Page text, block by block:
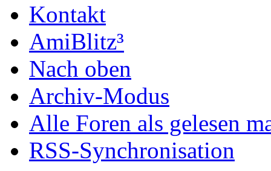
Kontakt
AmiBlitz³
Nach oben
Archiv-Modus
Alle Foren als gelesen
RSS-Synchronisation